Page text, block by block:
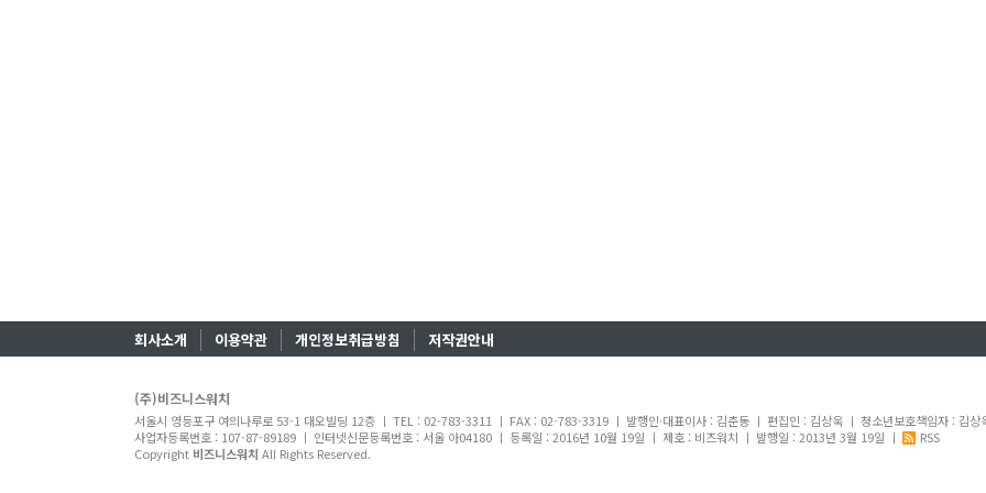
회사소개 이용약관 개인정보취급방침 저작권안내
(주)비즈니스워치
서울시 영등포구 여의나루로 53-1 대오빌딩 12층 ㅣ TEL : 02-783-3311 ㅣ FAX : 02-783-3319 ㅣ 발행인·대표이사 : 김춘동 ㅣ 편집인 : 김상욱 ㅣ 청소년보호책임자 : 김상
사업자등록번호 : 107-87-89189 ㅣ 인터넷신문등록번호 : 서울 아04180 ㅣ 등록일 : 2016년 10월 19일 ㅣ 제호 : 비즈워치 ㅣ 발행일 : 2013년 3월 19일 ㅣ
RSS
Copyright 비즈니스워치 All Rights Reserved.